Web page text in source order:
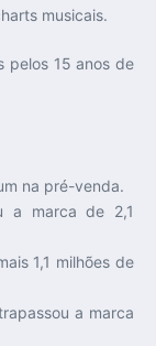
musicais.
pelos 15 anos de
na pré-venda.
a marca de 2,1
1,1 milhões de
a marca